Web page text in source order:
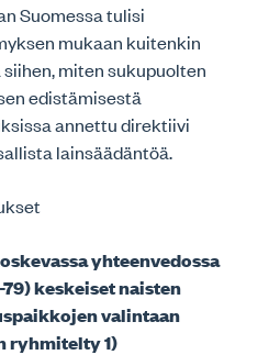
Suomessa tulisi
mukaan kuitenkin
miten sukupuolten
edistämisestä
annettu direktiivi
lainsäädäntöä.
yhteenvedossa
keskeiset naisten
valintaan
ryhmitelty 1)